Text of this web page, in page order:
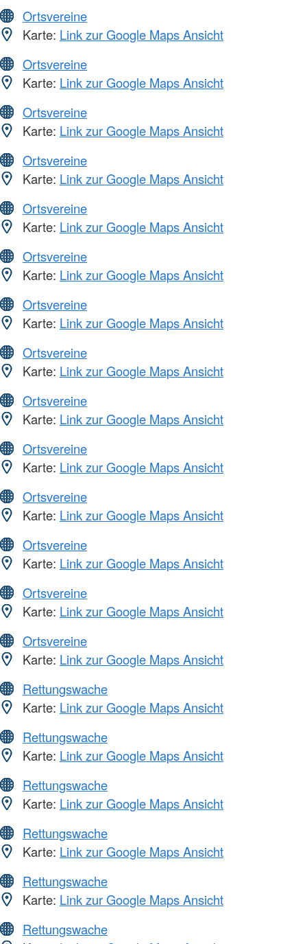
Ortsvereine
Karte: Link zur Google Maps Ansicht
Ortsvereine
Karte: Link zur Google Maps Ansicht
Ortsvereine
Karte: Link zur Google Maps Ansicht
Ortsvereine
Karte: Link zur Google Maps Ansicht
Ortsvereine
Karte: Link zur Google Maps Ansicht
Ortsvereine
Karte: Link zur Google Maps Ansicht
Ortsvereine
Karte: Link zur Google Maps Ansicht
Ortsvereine
Karte: Link zur Google Maps Ansicht
Ortsvereine
Karte: Link zur Google Maps Ansicht
Ortsvereine
Karte: Link zur Google Maps Ansicht
Ortsvereine
Karte: Link zur Google Maps Ansicht
Ortsvereine
Karte: Link zur Google Maps Ansicht
Ortsvereine
Karte: Link zur Google Maps Ansicht
Ortsvereine
Karte: Link zur Google Maps Ansicht
Rettungswache
Karte: Link zur Google Maps Ansicht
Rettungswache
Karte: Link zur Google Maps Ansicht
Rettungswache
Karte: Link zur Google Maps Ansicht
Rettungswache
Karte: Link zur Google Maps Ansicht
Rettungswache
Karte: Link zur Google Maps Ansicht
Rettungswache